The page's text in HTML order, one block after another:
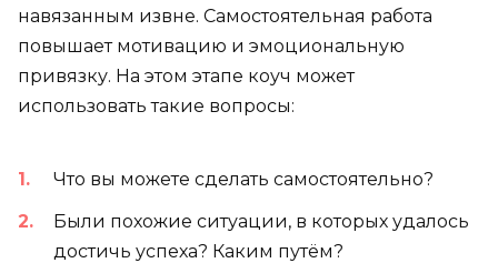
навязанным извне. Самостоятельная работа
повышает мотивацию и эмоциональную
привязку. На этом этапе коуч может
использовать такие вопросы:
Что вы можете сделать самостоятельно?
Были похожие ситуации, в которых удалось
достичь успеха? Каким путём?